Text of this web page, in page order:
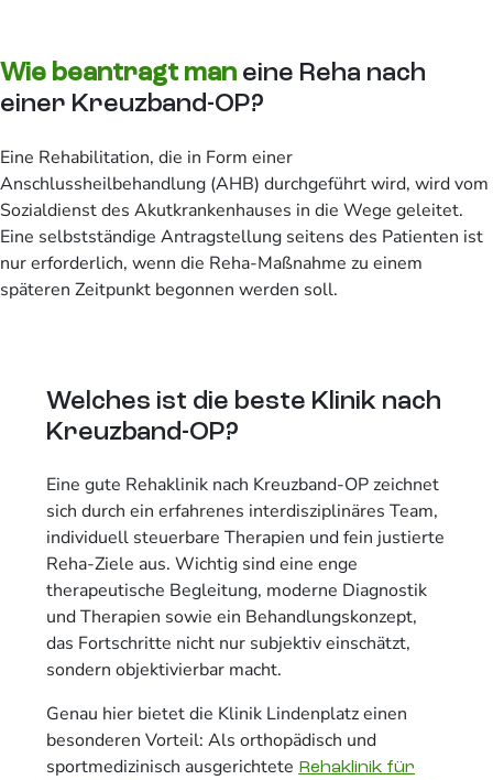
Wie beantragt man eine Reha nach
einer Kreuzband-OP?
Eine Rehabilitation, die in Form einer
Anschlussheilbehandlung (AHB) durchgeführt wird, wird vom
Sozialdienst des Akutkrankenhauses in die Wege geleitet.
Eine selbstständige Antragstellung seitens des Patienten ist
nur erforderlich, wenn die Reha-Maßnahme zu einem
späteren Zeitpunkt begonnen werden soll.
Welches ist die beste Klinik nach
Kreuzband-OP?
Eine gute Rehaklinik nach Kreuzband-OP zeichnet
sich durch ein erfahrenes interdisziplinäres Team,
individuell steuerbare Therapien und fein justierte
Reha-Ziele aus. Wichtig sind eine enge
therapeutische Begleitung, moderne Diagnostik
und Therapien sowie ein Behandlungskonzept,
das Fortschritte nicht nur subjektiv einschätzt,
sondern objektivierbar macht.
Genau hier bietet die Klinik Lindenplatz einen
besonderen Vorteil: Als orthopädisch und
sportmedizinisch ausgerichtete Rehaklinik für